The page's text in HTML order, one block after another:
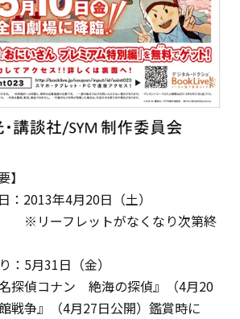
】
：2013年4月20日（土）
トがなくなり次第終
：5月31日（金）
探偵コナン 絶海の探偵』（4月20
戦争』（4月27日公開）鑑賞時に